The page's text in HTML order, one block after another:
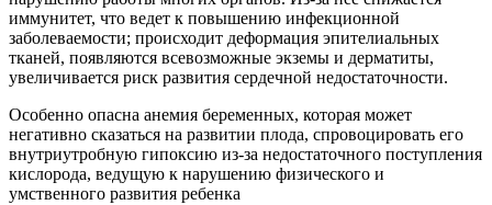
иммунитет, что ведет к повышению инфекционной
заболеваемости; происходит деформация эпителиальных
тканей, появляются всевозможные экземы и дерматиты,
увеличивается риск развития сердечной недостаточности.
Особенно опасна анемия беременных, которая может
негативно сказаться на развитии плода, спровоцировать его
внутриутробную гипоксию из-за недостаточного поступления
кислорода, ведущую к нарушению физического и
умственного развития ребенка